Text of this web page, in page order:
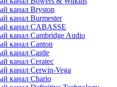
канал Bryston
канал Burmester
канал CABASSE
канал Cambridge Audio
канал Canton
канал Castle
канал Ceratec
канал Cerwin-Vega
канал Chario